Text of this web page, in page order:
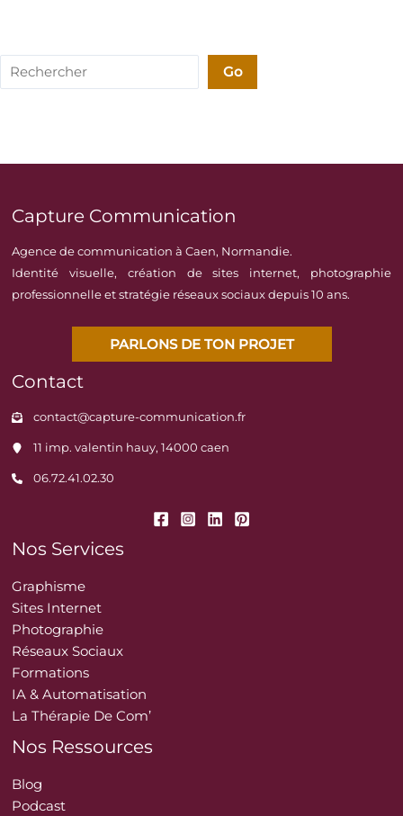
Rechercher Go
Capture Communication
Agence de communication à Caen, Normandie.
Identité visuelle, création de sites internet, photographie
professionnelle et stratégie réseaux sociaux depuis 10 ans.
PARLONS DE TON PROJET
Contact
contact@capture-communication.fr
11 imp. valentin hauy, 14000 caen
06.72.41.02.30
Nos Services
Graphisme
Sites Internet
Photographie
Réseaux Sociaux
Formations
IA & Automatisation
La Thérapie De Com’
Nos Ressources
Blog
Podcast